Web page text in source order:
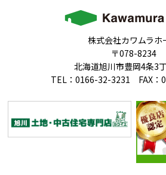
株式会社カワムラホ
〒078-8234
北海道旭川市豊岡4条3
TEL：0166-32-3231 FAX：